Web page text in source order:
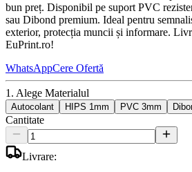
bun preț. Disponibil pe suport PVC
sau Dibond premium. Ideal pentru
exterior, protecția muncii și informare.
EuPrint.ro!
WhatsAppCere Ofertă
1. Alege Materialul
Autocolant HIPS 1mm PVC 3mm
Cantitate
Livrare: